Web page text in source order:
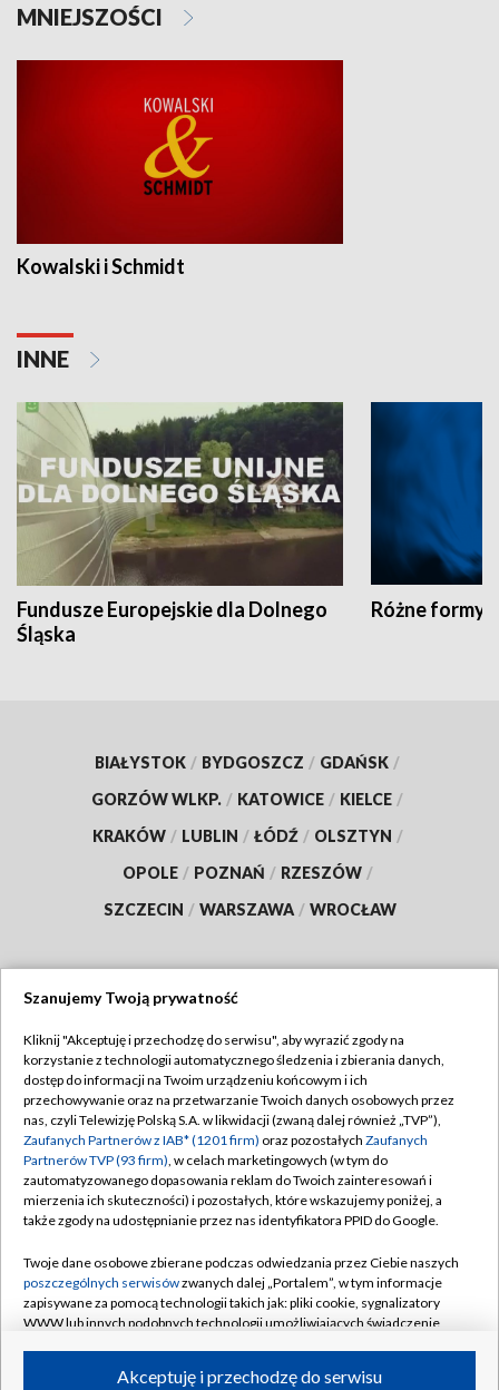
MNIEJSZOŚCI
Kowalski i Schmidt
INNE
Fundusze Europejskie dla Dolnego
Śląska
Różne formy
BIAŁYSTOK / BYDGOSZCZ / GDAŃSK /
GORZÓW WLKP. / KATOWICE / KIELCE /
KRAKÓW / LUBLIN / ŁÓDŹ / OLSZTYN /
OPOLE / POZNAŃ / RZESZÓW /
SZCZECIN / WARSZAWA / WROCŁAW
TVP
Abonament TVP
Emisja w TVP
Centrum informacji TVP
Naziemna Telewizja Cyfrowa
Rada Programowa
System NOS
Informacje o nadawcy
Regulamin TVP
Polityka prywatności
Moje zgody
Pomoc
Kontakt
Kanały
Szanujemy Twoją prywatność
Kliknij "Akceptuję i przechodzę do serwisu", aby wyrazić zgody na
korzystanie z technologii automatycznego śledzenia i zbierania danych,
dostęp do informacji na Twoim urządzeniu końcowym i ich
przechowywanie oraz na przetwarzanie Twoich danych osobowych przez
nas, czyli Telewizję Polską S.A. w likwidacji (zwaną dalej również „TVP”),
Zaufanych Partnerów z IAB* (1201 firm) oraz pozostałych Zaufanych
Partnerów TVP (93 firm), w celach marketingowych (w tym do
zautomatyzowanego dopasowania reklam do Twoich zainteresowań i
mierzenia ich skuteczności) i pozostałych, które wskazujemy poniżej, a
także zgody na udostępnianie przez nas identyfikatora PPID do Google.
Twoje dane osobowe zbierane podczas odwiedzania przez Ciebie naszych
poszczególnych serwisówzwanych dalej „Portalem”, w tym informacje
zapisywane za pomocą technologii takich jak: pliki cookie, sygnalizatory
WWW lub innych podobnych technologii umożliwiających świadczenie
ruchu w Internecie.Akceptuję i przechodzę do serwisu